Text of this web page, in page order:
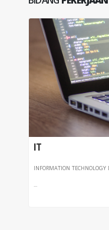
IT
INFORMATION
...